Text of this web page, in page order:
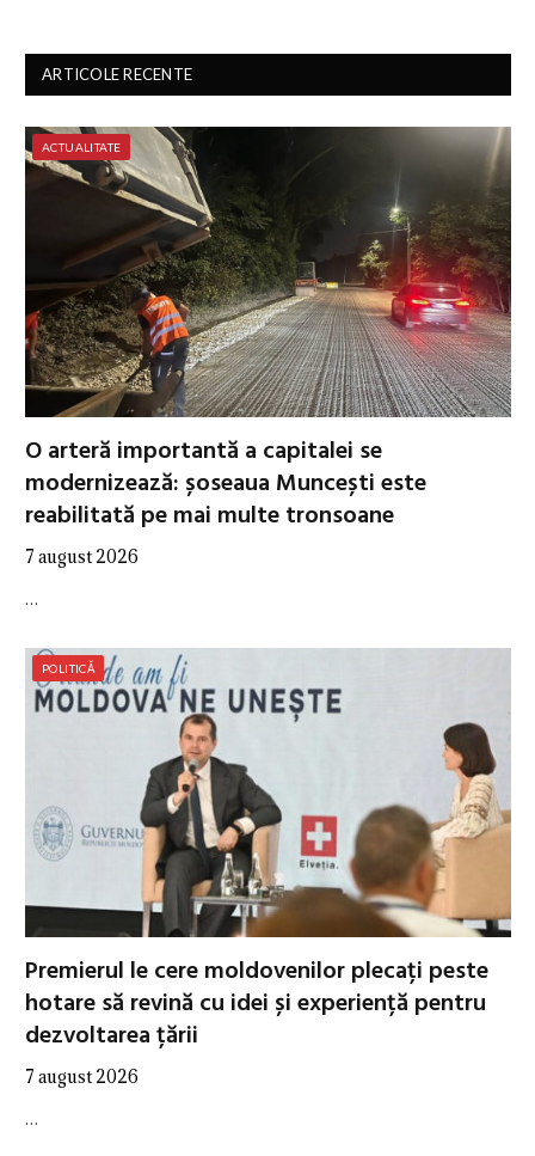
ARTICOLE RECENTE
ACTUALITATE
O arteră importantă a capitalei se
modernizează: șoseaua Muncești este
reabilitată pe mai multe tronsoane
7 august 2026
…
POLITICĂ
Premierul le cere moldovenilor plecați peste
hotare să revină cu idei și experiență pentru
dezvoltarea țării
7 august 2026
…